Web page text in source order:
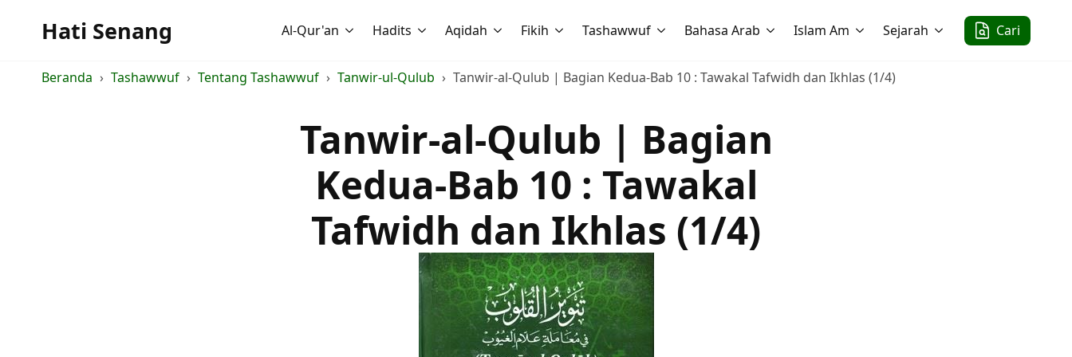
Hati Senang Al-Qur'an Hadits Aqidah Fikih Tashawwuf Bahasa Arab Islam Am Sejarah Cari
Beranda Tashawwuf Tentang Tashawwuf Tanwir-ul-Qulub Tanwir-al-Qulub | Bagian Kedua-Bab 10 : Tawakal Tafwidh dan Ikhlas (1/4)
Tanwir-al-Qulub | Bagian
Kedua-Bab 10 : Tawakal
Tafwidh dan Ikhlas (1/4)